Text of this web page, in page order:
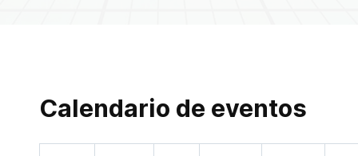
Calendario de eventos